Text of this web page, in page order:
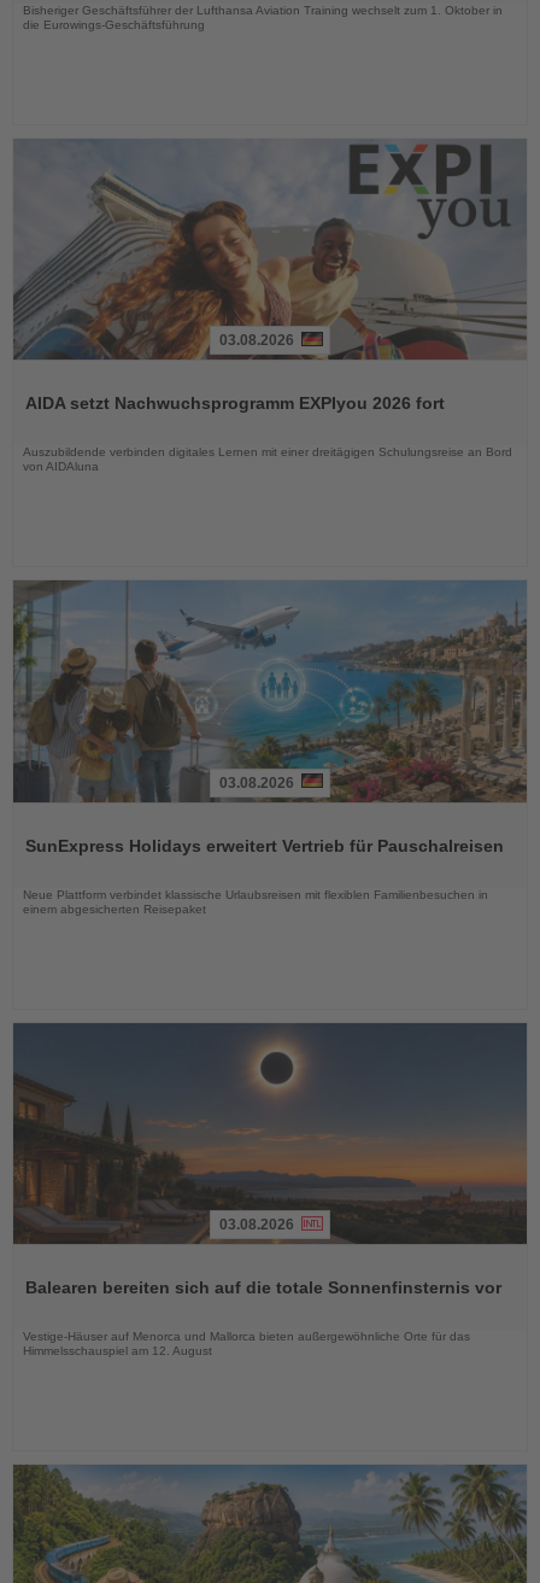
Bisheriger Geschäftsführer der Lufthansa Aviation Training wechselt zum 1. Oktober in
die Eurowings-Geschäftsführung
die
03.08.2026
AIDA setzt Nachwuchsprogramm EXPIyou 2026 fort
Auszubildende verbinden digitales Lernen mit einer dreitägigen Schulungsreise an Bord
von AIDAluna
die
03.08.2026
SunExpress Holidays erweitert Vertrieb für Pauschalreisen
Neue Plattform verbindet klassische Urlaubsreisen mit flexiblen Familienbesuchen in
einem abgesicherten Reisepaket
die
03.08.2026
Balearen bereiten sich auf die totale Sonnenfinsternis vor
Vestige-Häuser auf Menorca und Mallorca bieten außergewöhnliche Orte für das
Himmelsschauspiel am 12. August